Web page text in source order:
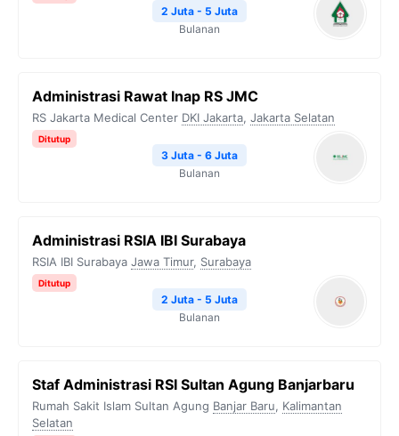
2 Juta - 5 Juta
Bulanan
Administrasi Rawat Inap RS JMC
RS Jakarta Medical Center DKI Jakarta, Jakarta Selatan
Ditutup
3 Juta - 6 Juta
Bulanan
Administrasi RSIA IBI Surabaya
RSIA IBI Surabaya Jawa Timur, Surabaya
Ditutup
2 Juta - 5 Juta
Bulanan
Staf Administrasi RSI Sultan Agung Banjarbaru
Rumah Sakit Islam Sultan Agung Banjar Baru, Kalimantan
Selatan